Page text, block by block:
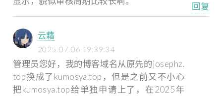
回复
云藉
2025-07-06 19:39:34
管理员您好，我的博客域名从原先的josephz.
top换成了kumosya.top，但是之前又不小心
把kumosya.top给单独申请上了，在2025年